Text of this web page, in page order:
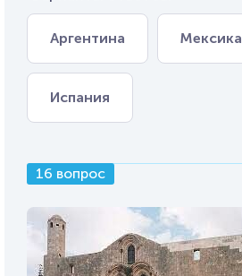
Аргентина Мексика
Испания
16 вопрос